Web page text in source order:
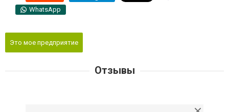
WhatsApp
Это мое предприятие
Отзывы